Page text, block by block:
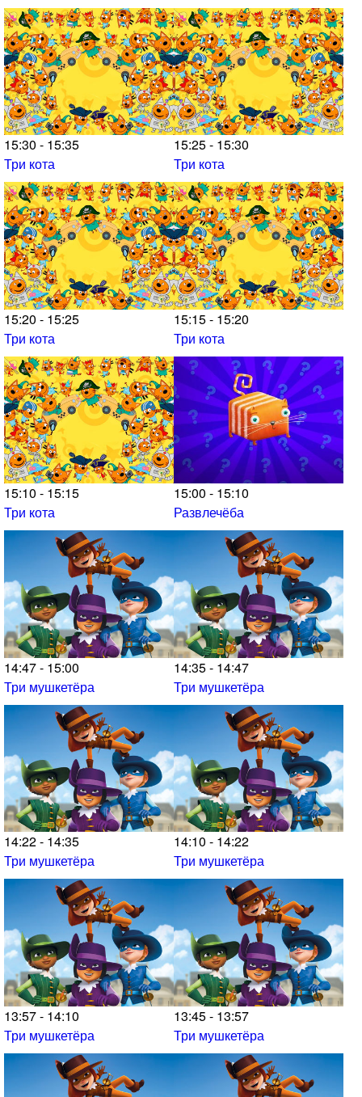
15:30 - 15:35
Три кота
15:25 - 15:30
Три кота
15:20 - 15:25
Три кота
15:15 - 15:20
Три кота
15:10 - 15:15
Три кота
15:00 - 15:10
Развлечёба
14:47 - 15:00
Три мушкетёра
14:35 - 14:47
Три мушкетёра
14:22 - 14:35
Три мушкетёра
14:10 - 14:22
Три мушкетёра
13:57 - 14:10
Три мушкетёра
13:45 - 13:57
Три мушкетёра